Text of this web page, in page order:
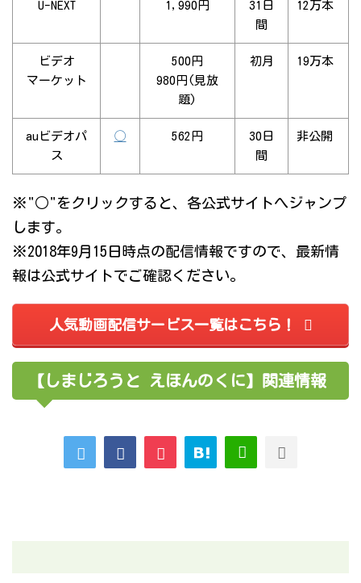
U-NEXT 1,990円
31日
間
12万本
ビデオ
マーケット
500円
980円(見放
題)
初月 19万本
auビデオパ
ス
◯ 562円
30日
間
非公開
※"○"をクリックすると、各公式サイトへジャンプ
します。
※2018年9月15日時点の配信情報ですので、最新情
報は公式サイトでご確認ください。
人気動画配信サービス一覧はこちら！
【しまじろうと えほんのくに】関連情報